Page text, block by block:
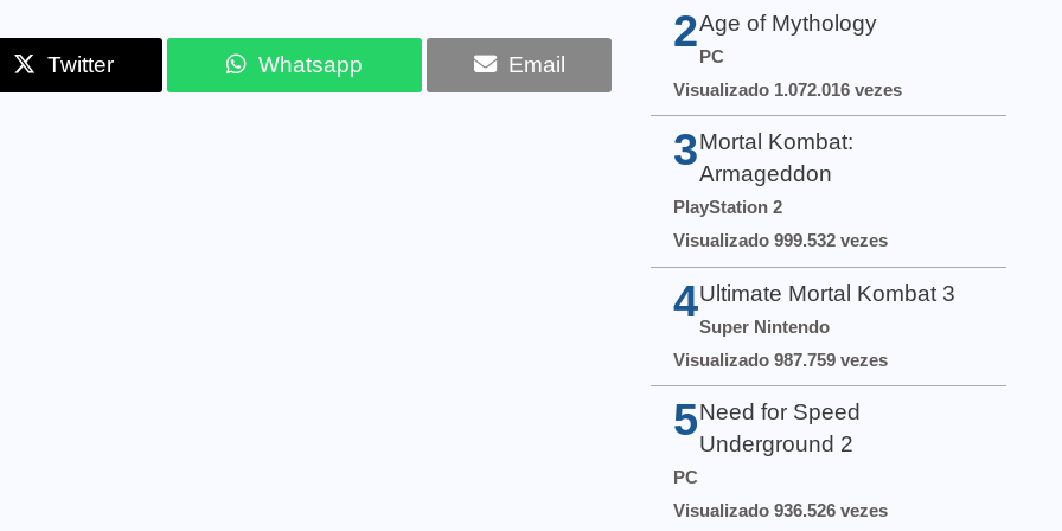
Twitter Whatsapp Email
2Age of Mythology
PC
Visualizado 1.072.016 vezes
3 Mortal Kombat:
Armageddon
PlayStation 2
Visualizado 999.532 vezes
4 Ultimate Mortal Kombat 3
Super Nintendo
Visualizado 987.759 vezes
5 Need for Speed
Underground 2
PC
Visualizado 936.526 vezes